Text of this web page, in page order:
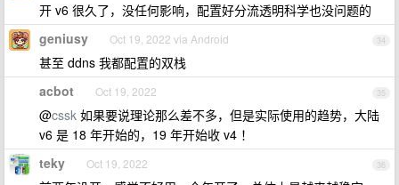
开 v6 很久了，没任何影响，配置好分流透明科学也没问题的
34
geniusy Oct 19, 2022 via Android
甚至 ddns 我都配置的双栈
35
acbot Oct 19, 2022
@cssk 如果要说理论那么差不多，但是实际使用的趋势，大陆
v6 是 18 年开始的，19 年开始收 v4 ！
36
teky Oct 19, 2022